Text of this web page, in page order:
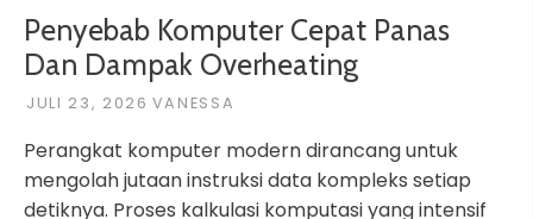
Penyebab Komputer Cepat Panas
Dan Dampak Overheating
JULI 23, 2026 VANESSA
Perangkat komputer modern dirancang untuk
mengolah jutaan instruksi data kompleks setiap
detiknya. Proses kalkulasi komputasi yang intensif